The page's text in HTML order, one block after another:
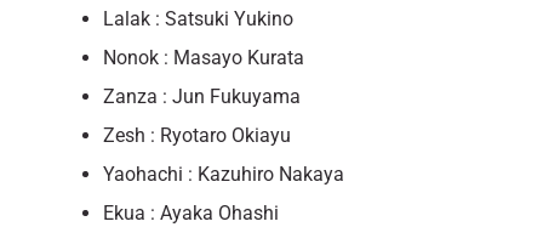
Lalak : Satsuki Yukino
Nonok : Masayo Kurata
Zanza : Jun Fukuyama
Zesh : Ryotaro Okiayu
Yaohachi : Kazuhiro Nakaya
Ekua : Ayaka Ohashi